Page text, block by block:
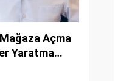
Açma
Yaratma